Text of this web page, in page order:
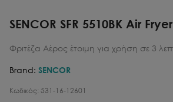
SENCOR SFR 5510BK Air
Φριτέζα Αέρος έτοιμη για χρήση σε 3
Brand: SENCOR
Κωδικός: 531-16-12601